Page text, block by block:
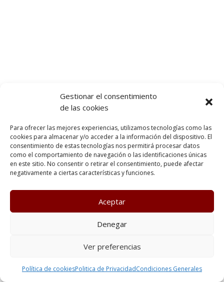
Gestionar el consentimiento
de las cookies
Para ofrecer las mejores experiencias, utilizamos tecnologías como las
cookies para almacenar y/o acceder a la información del dispositivo. El
consentimiento de estas tecnologías nos permitirá procesar datos
como el comportamiento de navegación o las identificaciones únicas
en este sitio. No consentir o retirar el consentimiento, puede afectar
negativamente a ciertas características y funciones.
Aceptar
Denegar
Ver preferencias
Política de cookiesPolitica de PrivacidadCondiciones Generales